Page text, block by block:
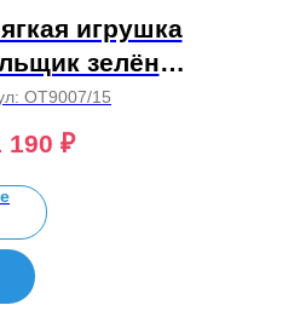
игрушка
зелёная
см)
OT9007/15
190 ₽